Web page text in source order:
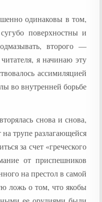
одинаковы в том,
поверхностны и
второго —
я начинаю эту
ассимиляцией
во внутренней борьбе
снова и снова,
трупе разлагающейся
за счет «греческого
от приспешников
на престол в самой
ложь о том, что якобы